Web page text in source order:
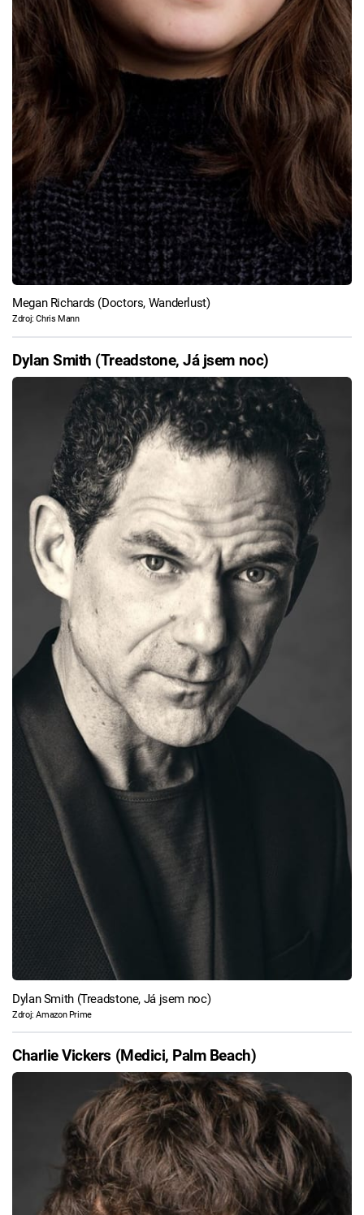
Megan Richards (Doctors, Wanderlust)
Zdroj: Chris Mann
Dylan Smith (Treadstone, Já jsem noc)
Dylan Smith (Treadstone, Já jsem noc)
Zdroj: Amazon Prime
Charlie Vickers (Medici, Palm Beach)